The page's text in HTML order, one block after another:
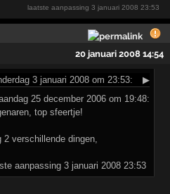
laatste aanpassing3 januari 2008 23:53
20 januari 2008 14:54
3 januari 2008 om 23:53:
▶
25 december 2006 om 19:48:
top sfeertje!
verschillende dingen,
aanpassing 3 januari 2008 23:53